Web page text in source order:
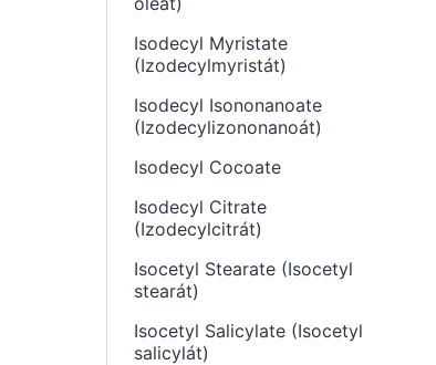
Isodecyl Myristate
(Izodecylmyristát)
Isodecyl Isononanoate
(Izodecylizononanoát)
Isodecyl Cocoate
Isodecyl Citrate
(Izodecylcitrát)
Isocetyl Stearate (Isocetyl
stearát)
Isocetyl Salicylate (Isocetyl
salicylát)